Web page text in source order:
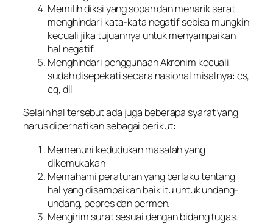
Memilih diksi yang sopan dan menarik serat
menghindari kata-kata negatif sebisa mungkin
kecuali jika tujuannya untuk menyampaikan
hal negatif.
Menghindari penggunaan Akronim kecuali
sudah disepekati secara nasional misalnya: cs,
cq, dll
Selain hal tersebut ada juga beberapa syarat yang
harus diperhatikan sebagai berikut:
Memenuhi kedudukan masalah yang
dikemukakan
Memahami peraturan yang berlaku tentang
hal yang disampaikan baik itu untuk undang-
undang, pepres dan permen.
Mengirim surat sesuai dengan bidang tugas.